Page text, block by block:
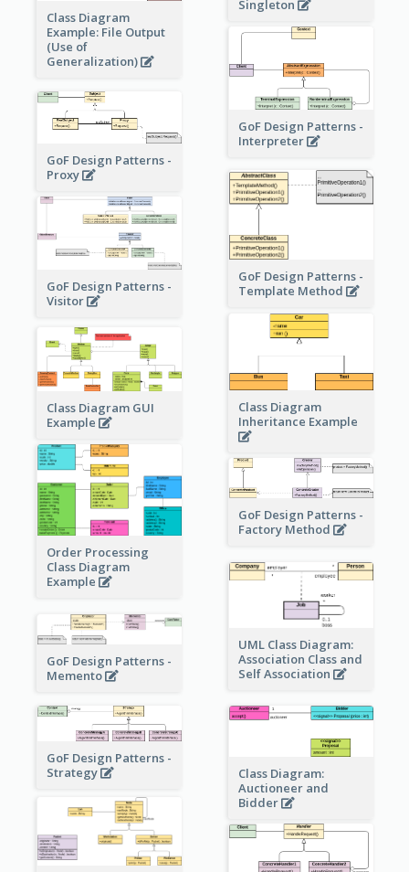
Singleton
Class Diagram
Example: File Output
(Use of
Generalization)
GoF Design Patterns -
Interpreter
GoF Design Patterns -
Proxy
GoF Design Patterns -
Template Method
GoF Design Patterns -
Visitor
Class Diagram
Inheritance Example
Class Diagram GUI
Example
Order Processing
Class Diagram
Example
GoF Design Patterns -
Factory Method
UML Class Diagram:
Association Class and
Self Association
GoF Design Patterns -
Memento
GoF Design Patterns -
Strategy
Class Diagram:
Auctioneer and
Bidder